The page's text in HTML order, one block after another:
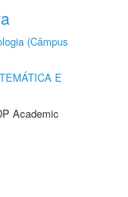
(Câmpus
E
Academic